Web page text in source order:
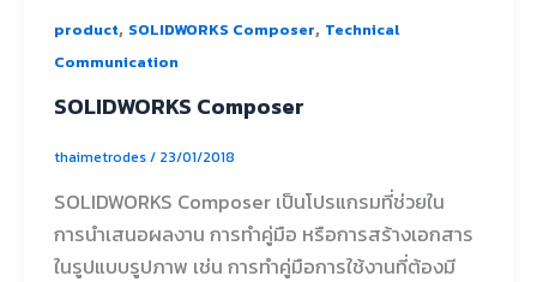
product, SOLIDWORKS Composer, Technical
Communication
SOLIDWORKS Composer
thaimetrodes/ 23/01/2018
SOLIDWORKS Composer เป็นโปรแกรมที่ช่วยใน
การนำเสนอผลงาน การทำคู่มือ หรือการสร้างเอกสาร
ในรูปแบบรูปภาพ เช่น การทำคู่มือการใช้งานที่ต้องมี